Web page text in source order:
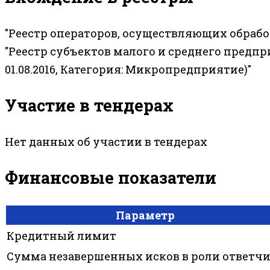
"Реестр операторов, осуществляющих
"Реестр субъектов малого и среднего
01.08.2016, Категория: Микропредприятие)"
Участие в тендерах
Нет данных об участии в тендерах
Финансовые показатели
Параметр
Кредитный лимит
Сумма незавершенных исков в роли